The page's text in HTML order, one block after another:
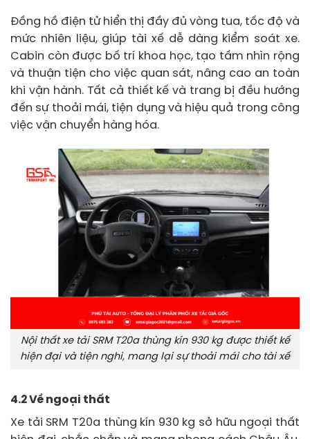
Đồng hồ điện tử hiển thị đầy đủ vòng tua, tốc độ và
mức nhiên liệu, giúp tài xế dễ dàng kiểm soát xe.
Cabin còn được bố trí khoa học, tạo tầm nhìn rộng
và thuận tiện cho việc quan sát, nâng cao an toàn
khi vận hành. Tất cả thiết kế và trang bị đều hướng
đến sự thoải mái, tiện dụng và hiệu quả trong công
việc vận chuyển hàng hóa.
Nội thất xe tải SRM T20a thùng kín 930 kg được thiết kế
hiện đại và tiện nghi, mang lại sự thoải mái cho tài xế
4.2 Về ngoại thất
Xe tải SRM T20a thùng kín 930 kg sở hữu ngoại thất